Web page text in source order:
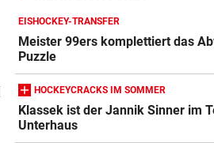
EISHOCKEY-TRANSFER
Meister 99ers komplettiert das
Puzzle
HOCKEYCRACKS IM SOMMER
Klassek ist der Jannik Sinner im
Unterhaus
Action-Cam Vergleich